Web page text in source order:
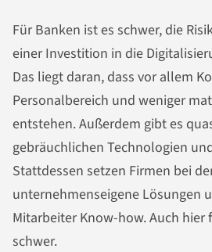
Für Banken ist es schwer, die
einer Investition in die
Das liegt daran, dass vor allem
Personalbereich und weniger
entstehen. Außerdem gibt es
gebräuchlichen Technologien
Stattdessen setzen Firmen bei
unternehmenseigene Lösungen
Mitarbeiter Know-how. Auch hier
schwer.